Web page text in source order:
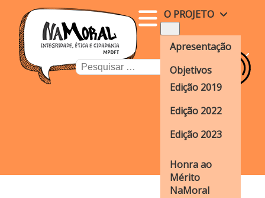
Menu
O PROJETO
Apresentação
Objetivos
Metodologias
História
Fatos e fotos
Honra ao
Mérito
NaMoral
ENSINO
FUNDAMENTAL
Edição 2019
Edição 2022
Edição 2023
ENSINO MÉDIO
JUNTE-SE AO
TIME!
NAMORAL
UNIVERSITÁRIO
PRÊMIO JOVENS
TALENTOS
Busca